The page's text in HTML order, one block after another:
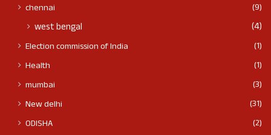
chennai
(9)
west bengal (4)
Election commission of India
(1)
Health
(1)
mumbai
(3)
New delhi
(31)
ODISHA
(2)